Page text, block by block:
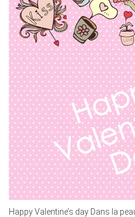
Happy Valentine’s day Dans la